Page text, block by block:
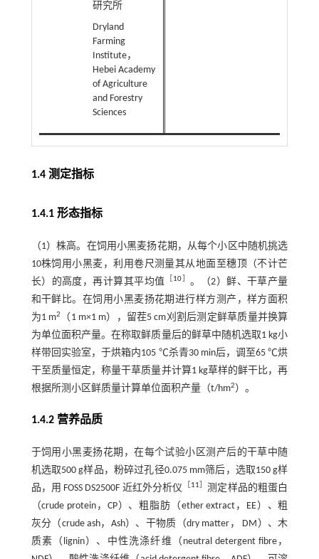
研究所
Dryland
Farming
Institute，
Hebei Academy
of Agriculture
and Forestry
Sciences
1.4 测定指标
1.4.1 形态指标
（1）株高。在饲用小黑麦扬花期，从每个小区中随机挑选
10株饲用小黑麦，利用卷尺测量其从地面至穗顶（不计芒
长）的高度，再计算其平均值
10
。（2）鲜、干草产量
和干鲜比。在饲用小黑麦扬花期进行样方测产，样方面积
为1 m2
（1 m×1 m），留茬5 cm刈割后测定鲜草质量并换算
为单位面积产量。在称取鲜质量后的鲜草中随机选取1 kg小
样带回实验室，于烘箱内105 ℃杀青30 min后，调至65 ℃烘
干至质量恒定，称量干草质量并计算1 kg草样的鲜干比，再
根据所测小区鲜质量计算单位面积产量（t/hm2）。
1.4.2 营养品质
于饲用小黑麦扬花期，在每个试验小区测产后的干草中随
机选取500 g样品，粉碎过孔径0.075 mm筛后，选取150 g样
品，用 FOSS DS2500F 近红外分析仪
11 ］测定样品的粗蛋白
（crude protein，CP）、粗脂肪（ether extract，EE）、粗
灰分（crude ash，Ash）、干物质（dry matter， DM）、木
质素（lignin）、中性洗涤纤维（neutral detergent fibre，